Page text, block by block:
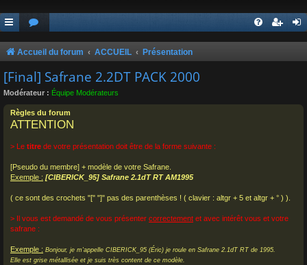
Accueil du forum ACCUEIL Présentation
[Final] Safrane 2.2DT PACK 2000
Modérateur : Équipe Modérateurs
Règles du forum
ATTENTION
> Le titre de votre présentation doit être de la forme suivante :
[Pseudo du membre] + modèle de votre Safrane.
Exemple : [CIBERICK_95] Safrane 2.1dT RT AM1995
( ce sont des crochets "[" "]" pas des parenthèses ! ( clavier : altgr + 5 et altgr + ° ) ).
> Il vous est demandé de vous présenter correctement et avec intérêt vous et votre
safrane :
Exemple : Bonjour, je m'appelle CIBERICK_95 (Éric) je roule en Safrane 2.1dT RT de 1995.
Elle est grise métallisée et je suis très content de ce modèle.